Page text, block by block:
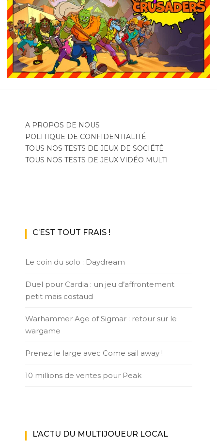
A PROPOS DE NOUS
POLITIQUE DE CONFIDENTIALITÉ
TOUS NOS TESTS DE JEUX DE SOCIÉTÉ
TOUS NOS TESTS DE JEUX VIDÉO MULTI
C’EST TOUT FRAIS !
Le coin du solo : Daydream
Duel pour Cardia : un jeu d’affrontement
petit mais costaud
Warhammer Age of Sigmar : retour sur le
wargame
Prenez le large avec Come sail away !
10 millions de ventes pour Peak
L’ACTU DU MULTIJOUEUR LOCAL